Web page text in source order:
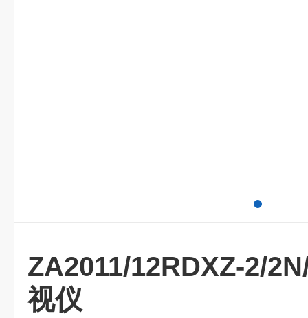
ZA2011/12RDXZ-2/
视仪